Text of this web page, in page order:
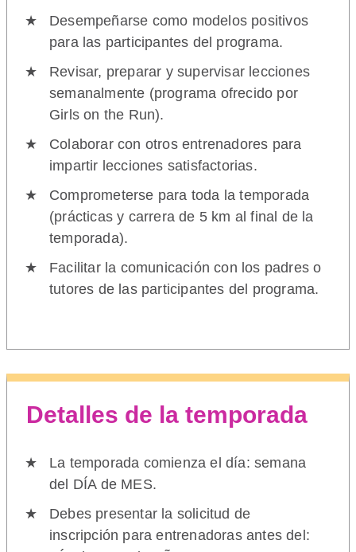
Desempeñarse como modelos positivos
para las participantes del programa.
Revisar, preparar y supervisar lecciones
semanalmente (programa ofrecido por
Girls on the Run).
Colaborar con otros entrenadores para
impartir lecciones satisfactorias.
Comprometerse para toda la temporada
(prácticas y carrera de 5 km al final de la
temporada).
Facilitar la comunicación con los padres o
tutores de las participantes del programa.
Detalles de la temporada
La temporada comienza el día: semana
del DÍA de MES.
Debes presentar la solicitud de
inscripción para entrenadoras antes del: